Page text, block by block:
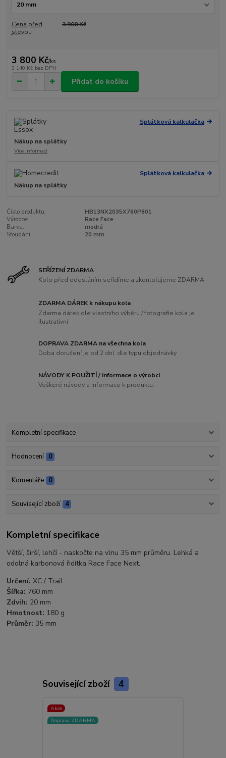
Cena před
slevou
3 900 Kč
3 800 Kč/ks
3 140 Kč bez DPH
Přidat do košíku
Splátková kalkulačka
Nákup na splátky
Více informací
Splátková kalkulačka
Nákup na splátky
Číslo produktu:
HB13NX2035X760P801
Výrobce:
Race Face
Barva:
modrá
Stoupání:
20 mm
SEŘÍZENÍ ZDARMA
Kolo před odesláním seřídíme a zkontolujeme ZDARMA
ZDARMA DÁREK k nákupu kola
Zdarma dárek dle vlastního výběru / fotografie kola je
ilustrativní
DOPRAVA ZDARMA na všechna kola
Doba doručení je od 2 dní, dle typu objednávky
NÁVODY K POUŽITÍ / informace o výrobci
Veškeré návody a informace k produktu.
Kompletní specifikace
Hodnocení 0
Komentáře 0
Související zboží 4
Kompletní specifikace
Větší, širší, lehčí - naskočte na vlnu 35 mm průměru. Lehká a
odolná karbonová řidítka Race Face Next.
Určení: XC / Trail
Šířka: 760 mm
Zdvih: 20 mm
Hmotnost: 180 g
Průměr: 35 mm
Související zboží 4
Akce
Doprava ZDARMA